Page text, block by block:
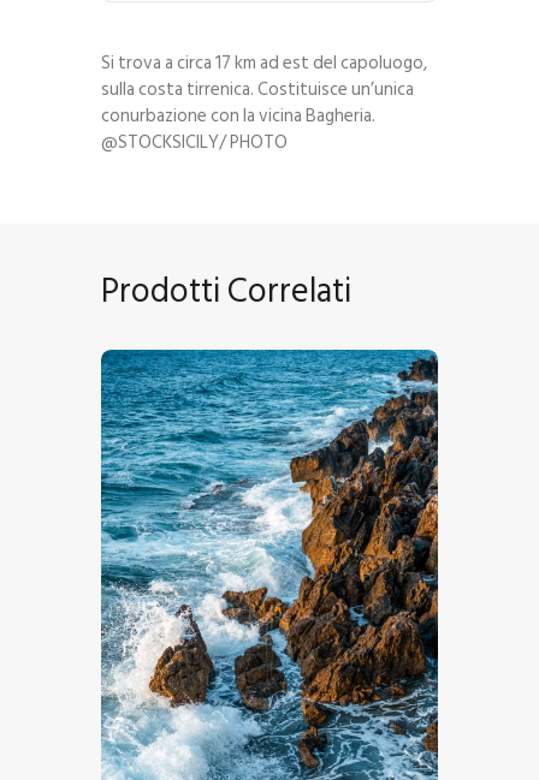
Si trova a circa 17 km ad est del capoluogo,
sulla costa tirrenica. Costituisce un’unica
conurbazione con la vicina Bagheria.
@STOCKSICILY/ PHOTO
Prodotti Correlati
Mare-In-Tempesta